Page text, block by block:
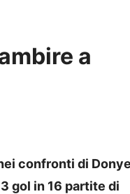
a
confronti di
gol in 16 partite di